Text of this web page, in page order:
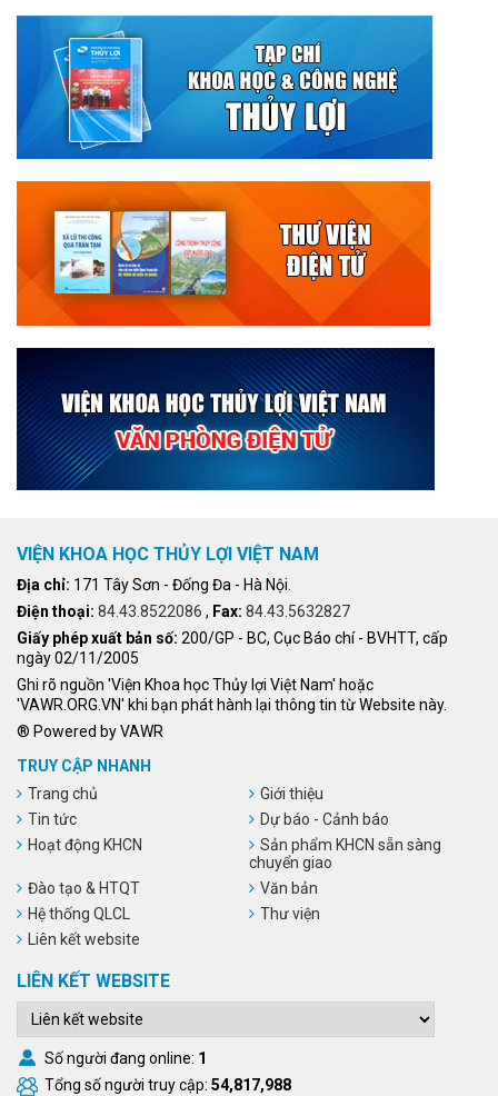
VIỆN KHOA HỌC THỦY LỢI VIỆT NAM
Địa chỉ: 171 Tây Sơn - Đống Đa - Hà Nội.
Điện thoại: 84.43.8522086 , Fax: 84.43.5632827
Giấy phép xuất bản số: 200/GP - BC, Cục Báo chí - BVHTT, cấp
ngày 02/11/2005
Ghi rõ nguồn 'Viện Khoa học Thủy lợi Việt Nam' hoặc
'VAWR.ORG.VN' khi bạn phát hành lại thông tin từ Website này.
® Powered by VAWR
TRUY CẬP NHANH
Trang chủ
Giới thiệu
Tin tức
Dự báo - Cảnh báo
Hoạt động KHCN
Sản phẩm KHCN sẵn sàng
chuyển giao
Đào tạo & HTQT
Văn bản
Hệ thống QLCL
Thư viện
Liên kết website
LIÊN KẾT WEBSITE
Số người đang online: 1
Tổng số người truy cập: 54,817,988